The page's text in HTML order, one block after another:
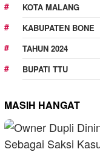
KOTA MALANG
KABUPATEN BONE
TAHUN 2024
BUPATI TTU
MASIH HANGAT